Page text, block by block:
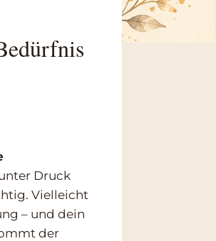
Druck
Vielleicht
– und dein
der